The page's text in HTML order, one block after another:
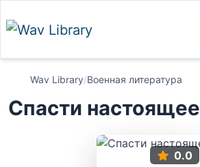
Wav Library/Военная литература
Спасти настоящее
0.0